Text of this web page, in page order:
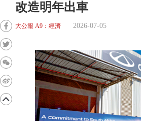
改造明年出車
大公報 A9：經濟 2026-07-05